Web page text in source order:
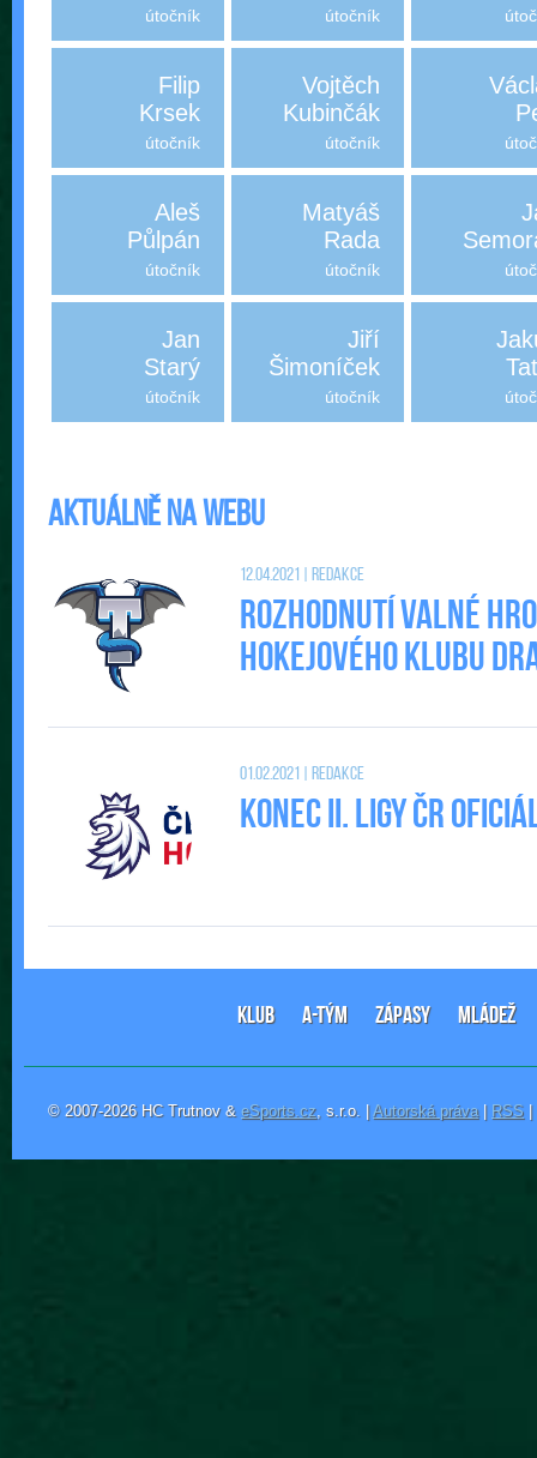
útočník útočník
Filip
Krsek
útočník
Vojtěch
Kubinčák
útočník
Aleš
Půlpán
útočník
Matyáš
Rada
útočník
Jan
Starý
útočník
Jiří
Šimoníček
útočník
Aktuálně na webu
12.04.2021 | Redakce
Rozhodnutí valné
Hokejového klubu
01.02.2021 | Redakce
Konec II. Ligy ČR
KLUB A-TÝM ZÁPASY MLÁDEŽ
© 2007-2026 HC Trutnov & eSports.cz, s.r.o. |Autorská práva| RSS |